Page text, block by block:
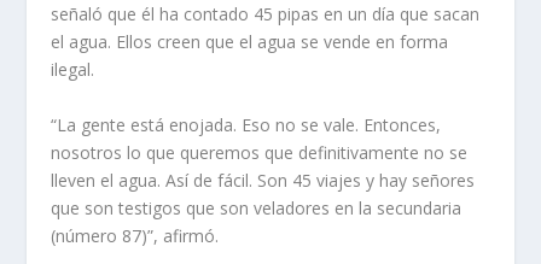
señaló que él ha contado 45 pipas en un día que sacan
el agua. Ellos creen que el agua se vende en forma
ilegal.
“La gente está enojada. Eso no se vale. Entonces,
nosotros lo que queremos que definitivamente no se
lleven el agua. Así de fácil. Son 45 viajes y hay señores
que son testigos que son veladores en la secundaria
(número 87)”, afirmó.